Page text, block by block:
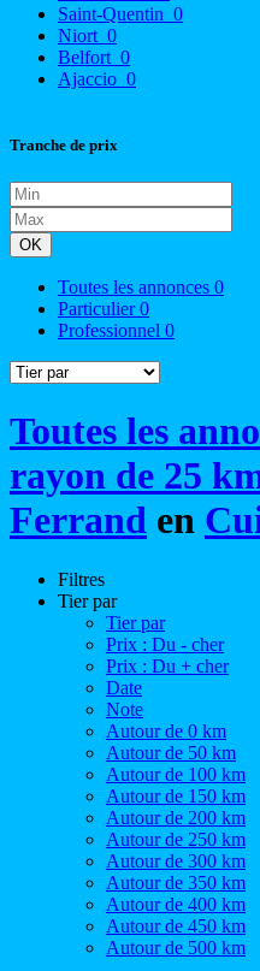
Saint-Quentin 0
Niort 0
Belfort 0
Ajaccio 0
Tranche de prix
OK
Toutes les annonces 0
Particulier0
Professionnel 0
Toutes les
rayon de 25
Ferrand en
Filtres
Tier par
Tier par
Prix : Du - cher
Prix : Du + cher
Date
Note
Autour de 0 km
Autour de 50 km
Autour de 100 km
Autour de 150 km
Autour de 200 km
Autour de 250 km
Autour de 300 km
Autour de 350 km
Autour de 400 km
Autour de 450 km
Autour de 500 km